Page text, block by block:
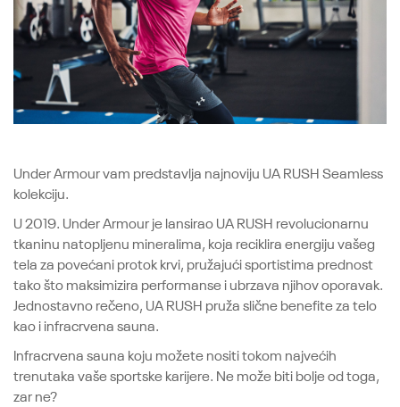
Under Armour vam predstavlja najnoviju UA RUSH Seamless
kolekciju.
U 2019. Under Armour je lansirao UA RUSH revolucionarnu
tkaninu natopljenu mineralima, koja reciklira energiju vašeg
tela za povećani protok krvi, pružajući sportistima prednost
tako što maksimizira performanse i ubrzava njihov oporavak.
Jednostavno rečeno, UA RUSH pruža slične benefite za telo
kao i infracrvena sauna.
Infracrvena sauna koju možete nositi tokom najvećih
trenutaka vaše sportske karijere. Ne može biti bolje od toga,
zar ne?